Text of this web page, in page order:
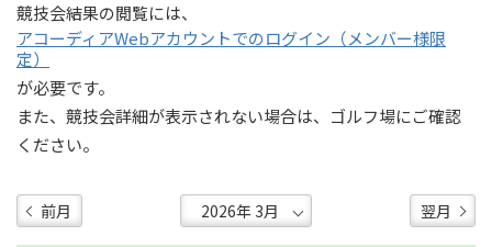
競技会結果の閲覧には、
アコーディアWebアカウントでのログイン（メンバー様限
定）
が必要です。
また、競技会詳細が表示されない場合は、ゴルフ場にご確認
ください。
前月 翌月